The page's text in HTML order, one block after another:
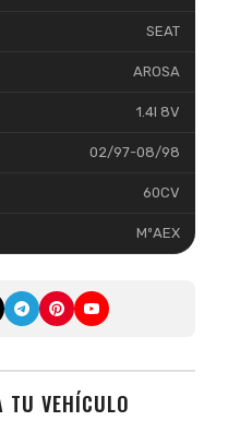
SEAT
AROSA
1.4I 8V
02/97-08/98
60CV
MºAEX
TU VEHÍCULO